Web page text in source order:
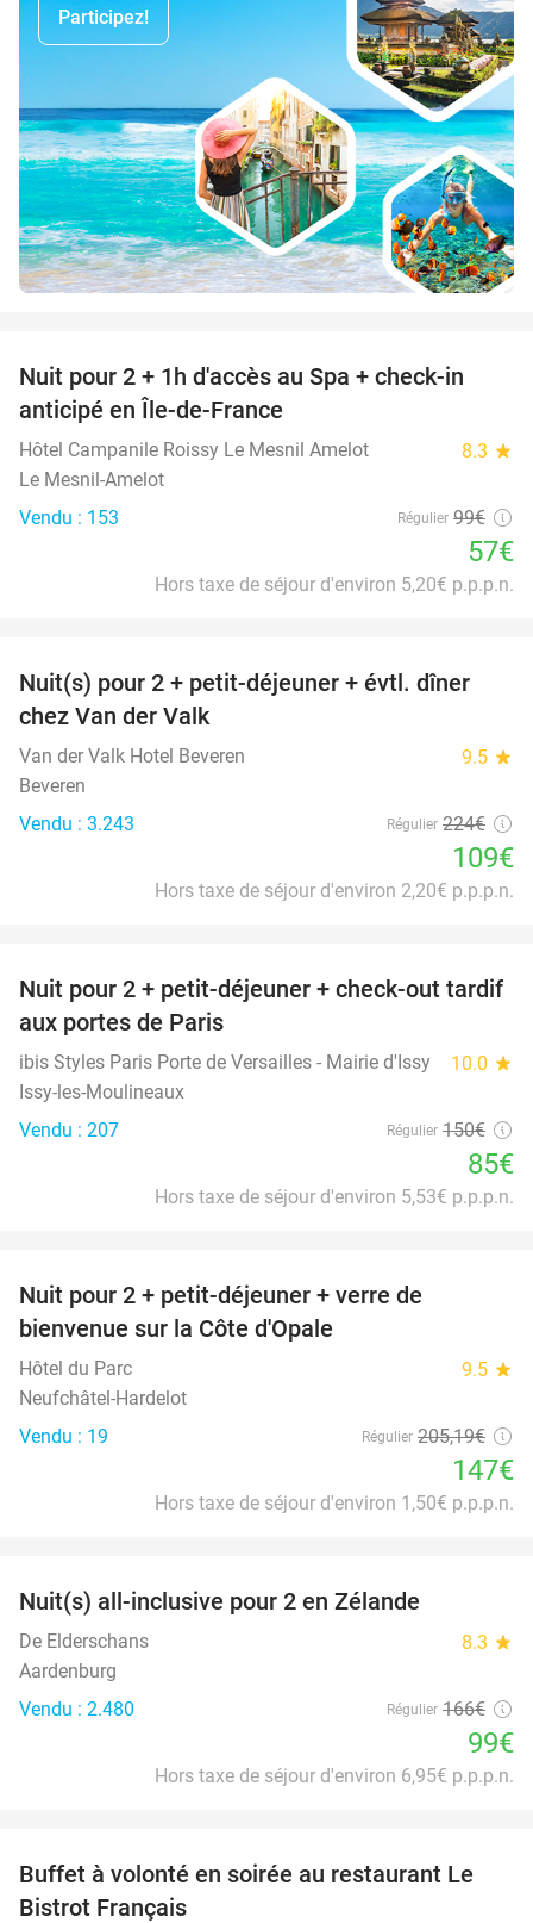
Participez!
42%
Nuit pour 2 + 1h d'accès au Spa + check-in
anticipé en Île-de-France
Hôtel Campanile Roissy Le Mesnil Amelot 8.3 star
Le Mesnil-Amelot
Vendu : 153
Régulier 99€
57€
Hors taxe de séjour d'environ 5,20€ p.p.p.n.
51%
Nuit(s) pour 2 + petit-déjeuner + évtl. dîner
chez Van der Valk
Van der Valk Hotel Beveren 9.5 star
Beveren
Vendu : 3.243
Régulier 224€
109€
Hors taxe de séjour d'environ 2,20€ p.p.p.n.
43%
Nuit pour 2 + petit-déjeuner + check-out tardif
aux portes de Paris
ibis Styles Paris Porte de Versailles - Mairie d'Issy 10.0 star
Issy-les-Moulineaux
Vendu : 207
Régulier 150€
85€
Hors taxe de séjour d'environ 5,53€ p.p.p.n.
Nuit pour 2 + petit-déjeuner + verre de
bienvenue sur la Côte d'Opale
Hôtel du Parc 9.5 star
Neufchâtel-Hardelot
Vendu : 19
Régulier 205,19€
147€
Hors taxe de séjour d'environ 1,50€ p.p.p.n.
Nuit(s) all-inclusive pour 2 en Zélande
De Elderschans 8.3 star
Aardenburg
Vendu : 2.480
Régulier 166€
99€
Hors taxe de séjour d'environ 6,95€ p.p.p.n.
25%
Buffet à volonté en soirée au restaurant Le
Bistrot Français